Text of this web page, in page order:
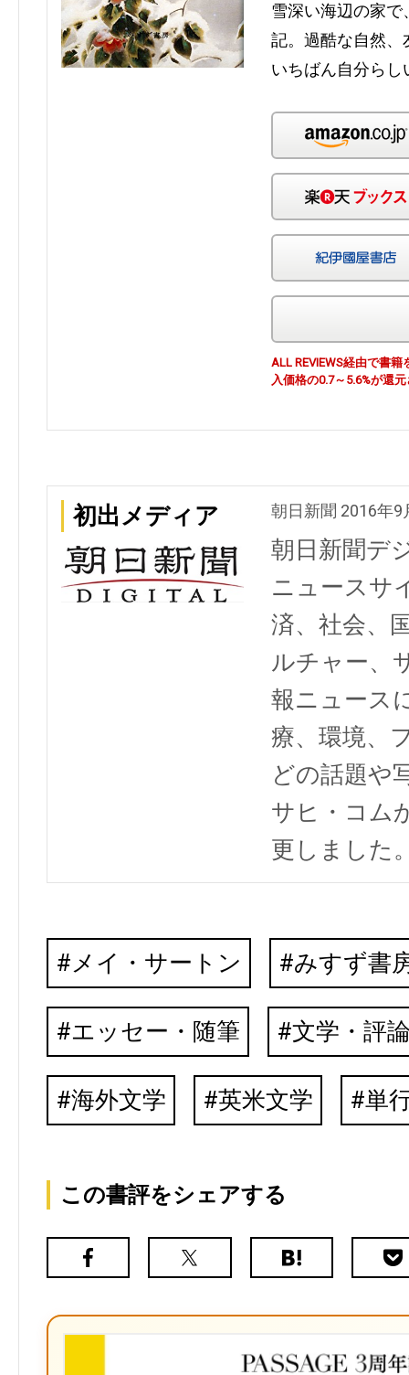
雪深い海辺の家
記。過酷な自然、
いちばん自分ら
ALL REVIEWS経由で書
入価格の0.7～5.6%が還
初出メディア 朝日新聞 2016年9
朝日新聞デ
ニュースサ
済、社会、
ルチャー、
報ニュース
療、環境、
どの話題や
サヒ・コム
更しました
メイ・サートン みすず書
エッセー・随筆 文学・評
海外文学 英米文学 単
この書評をシェアする
Facebook
X（旧
は
ク